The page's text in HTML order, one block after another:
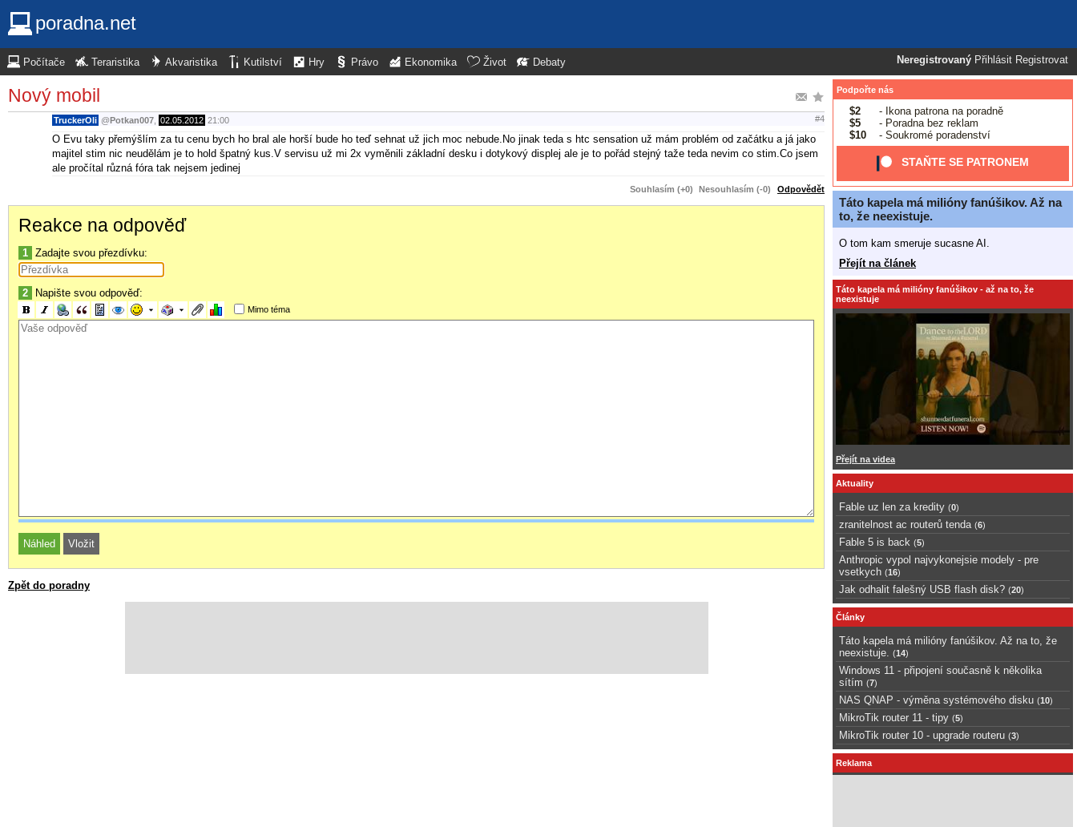
poradna.net
Neregistrovaný Přihlásit Registrovat
Počítače Teraristika Akvaristika Kutilství Hry Právo Ekonomika Život Debaty
Nový mobil
TruckerOli @Potkan007 02.05.2012 21:00 #4
O Evu taky přemýšlím za tu cenu bych ho bral ale horší bude ho teď sehnat už jich moc nebude.No jinak teda s htc sensation už mám problém od začátku a já jako
majitel stim nic neudělám je to hold špatný kus.V servisu už mi 2x vyměnili základní desku i dotykový displej ale je to pořád stejný taže teda nevim co stim.Co jsem
ale pročítal různá fóra tak nejsem jedinej
Souhlasím (+0) Nesouhlasím (-0) Odpovědět
Reakce na odpověď
1 Zadajte svou přezdívku:
2 Napište svou odpověď:
Mimo téma
Zpět do poradny
Podpořte nás
$2
- Ikona patrona na poradně
$5
- Poradna bez reklam
$10
- Soukromé poradenství
STAŇTE SE PATRONEM
Táto kapela má milióny fanúšikov. Až na
to, že neexistuje.
O tom kam smeruje sucasne AI.
Přejít na článek
Táto kapela má milióny fanúšikov - až na to, že
neexistuje
Přejít na videa
Aktuality
Fable uz len za kredity (0)
zranitelnost ac routerů tenda (6)
Fable 5 is back (5)
Anthropic vypol najvykonejsie modely - pre
vsetkych (16)
Jak odhalit falešný USB flash disk? (20)
Články
Táto kapela má milióny fanúšikov. Až na to, že
neexistuje.
(14)
Windows 11 - připojení současně k několika
sítím (7)
NAS QNAP - výměna systémového disku (10)
MikroTik router 11 - tipy (5)
MikroTik router 10 - upgrade routeru (3)
Reklama